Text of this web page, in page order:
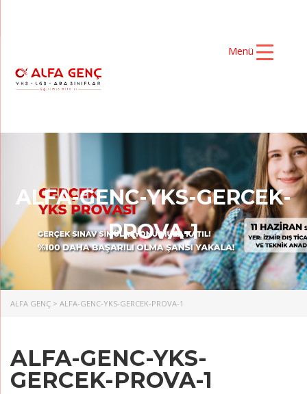
Menü
ALFA-GENC-YKS-GERCEK-
PROVA-1
ALFA GENÇ > ALFA-GENC-YKS-GERCEK-PROVA-1
ALFA-GENC-YKS-
GERCEK-PROVA-1